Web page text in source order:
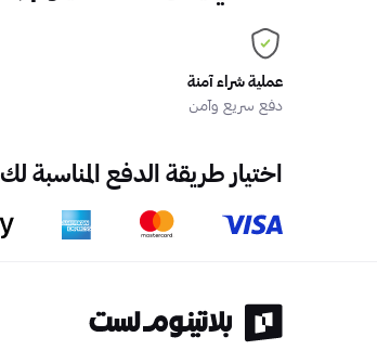
عملية شراء آمنة
دفع سريع وآمن
اختيار طريقة الدفع المناسبة لك